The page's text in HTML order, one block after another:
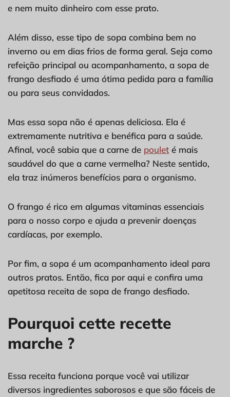
e nem muito dinheiro com esse prato.
Além disso, esse tipo de sopa combina bem no
inverno ou em dias frios de forma geral. Seja como
refeição principal ou acompanhamento, a sopa de
frango desfiado é uma ótima pedida para a família
ou para seus convidados.
Mas essa sopa não é apenas deliciosa. Ela é
extremamente nutritiva e benéfica para a saúde.
Afinal, você sabia que a carne de poulet é mais
saudável do que a carne vermelha? Neste sentido,
ela traz inúmeros benefícios para o organismo.
O frango é rico em algumas vitaminas essenciais
para o nosso corpo e ajuda a prevenir doenças
cardíacas, por exemplo.
Por fim, a sopa é um acompanhamento ideal para
outros pratos. Então, fica por aqui e confira uma
apetitosa receita de sopa de frango desfiado.
Pourquoi cette recette
marche ?
Essa receita funciona porque você vai utilizar
diversos ingredientes saborosos e que são fáceis de